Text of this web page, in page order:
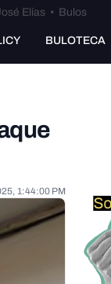
Elías• Bulos
BULOTECA
1:44:00 PM